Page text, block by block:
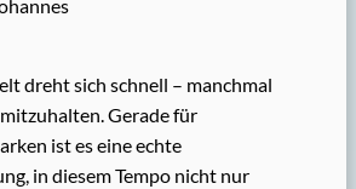
dreht sich schnell – manchmal
Gerade für
ist es eine echte
in diesem Tempo nicht nur